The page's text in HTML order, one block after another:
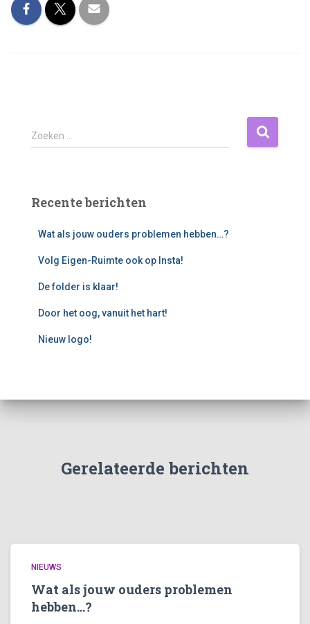
Z
o
n
Zoeken …
Recente berichten
Wat als jouw ouders problemen hebben…?
Volg Eigen-Ruimte ook op Insta!
De folder is klaar!
Door het oog, vanuit het hart!
Nieuw logo!
Gerelateerde berichten
NIEUWS
Wat als jouw ouders problemen
hebben…?